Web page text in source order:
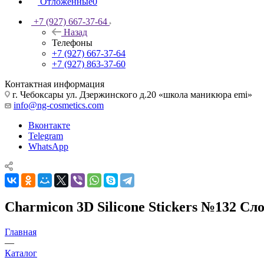
+7 (927) 667-37-64
Назад
Телефоны
+7 (927) 667-37-64
+7 (927) 863-37-60
Контактная информация
г. Чебоксары ул. Дзержинского д.20 «школа маникюра emi»
info@ng-cosmetics.com
Вконтакте
Telegram
WhatsApp
Charmicon 3D Silicone Stickers №132
Главная
—
Каталог